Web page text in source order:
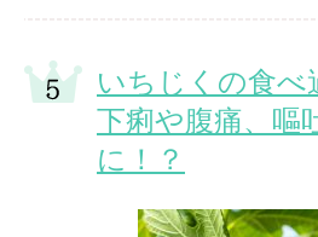
いちじくの食べ
下痢や腹痛、嘔
に！？